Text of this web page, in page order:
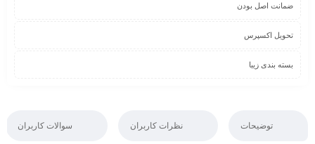
ضمانت اصل بودن
تحویل اکسپرس
بسته بندی زیبا
توضیحات نظرات کاربران سوالات کاربران